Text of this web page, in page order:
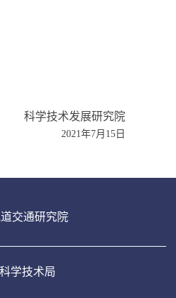
科学技术发展研究院
2021年7月 15 日
交通研究院
学技术局